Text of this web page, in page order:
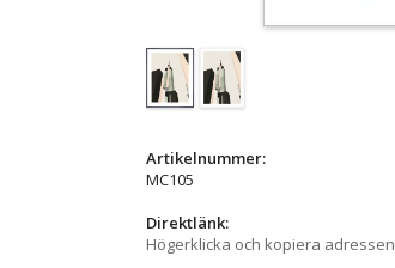
Artikelnummer:
MC105
Direktlänk:
Högerklicka och kopiera adressen